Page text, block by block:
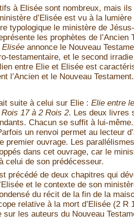
à Elisée sont nombreux, mais ils
d’Elisée est vu à la
typologique le ministère de
les prophètes de l’Ancien
Elisée annonce le Nouveau
testamentaire, et le second
entre Elie et Elisée est
l’Ancien et le Nouveau Testament.
suite à celui sur Elie : Elie entre
17 à 2 Rois 2. Les deux livres
Chacun se suffit à lui-
un renvoi permet au lecteur
premier ouvrage. Les
dans cet ouvrage, car le
celui de son prédécesseur.
précédé de deux chapitres qui
et le contexte de son
du récit de la fin de la
relative à la mort d’Elisée (2 R
sur les auteurs du Nouveau